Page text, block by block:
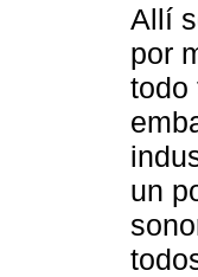
Allí
por
todo
un